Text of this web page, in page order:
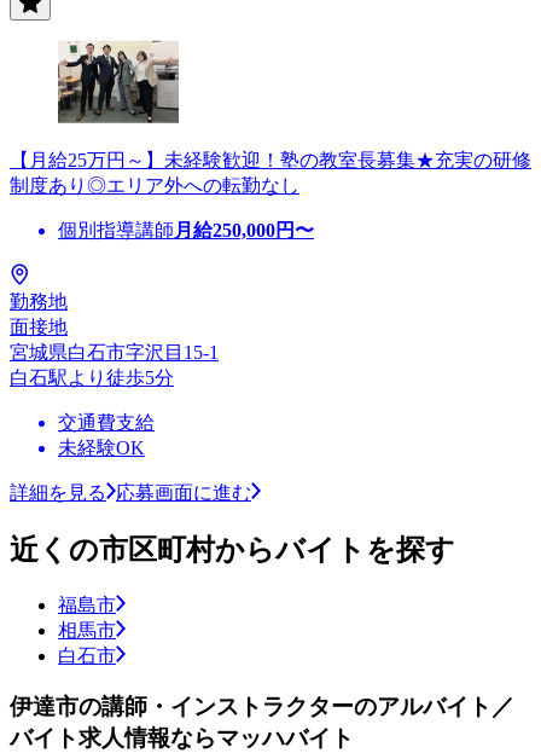
【月給25万円～】未経験歓迎！塾の教室長募集★充実の研修
制度あり◎エリア外への転勤なし
個別指導講師 月給250,000円〜
勤務地
面接地
宮城県白石市字沢目15-1
白石駅より徒歩5分
交通費支給
未経験OK
詳細を見る 応募画面に進む
近くの市区町村からバイトを探す
福島市
相馬市
白石市
伊達市の講師・インストラクターのアルバイト／
バイト求人情報ならマッハバイト